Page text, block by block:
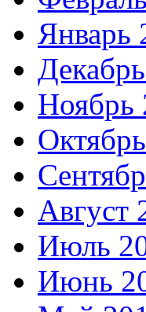
Январь
Ноябрь
Август
Июль
Июнь